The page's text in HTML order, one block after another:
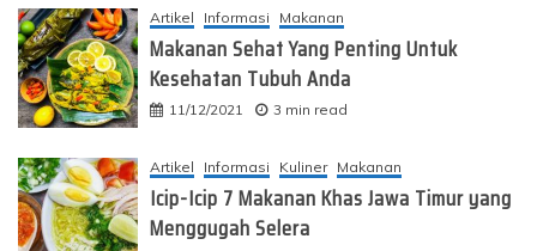
Artikel Informasi Makanan
Makanan Sehat Yang Penting Untuk
Kesehatan Tubuh Anda
11/12/2021 3 min read
Artikel Informasi Kuliner Makanan
Icip-Icip 7 Makanan Khas Jawa Timur yang
Menggugah Selera